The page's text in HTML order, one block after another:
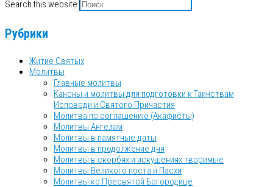
Search this website
Рубрики
Житие Святых
Молитвы
Главные молитвы
Каноны и молитвы для подготовки к Таинствам
Исповеди и Святого Причастия
Молитва по соглашению (Акафисты)
Молитвы Ангелам
Молитвы в памятные даты
Молитвы в продолжение дня
Молитвы в скорбях и искушениях творимые
Молитвы Великого поста и Пасхи
Молитвы ко Пресвятой Богородице